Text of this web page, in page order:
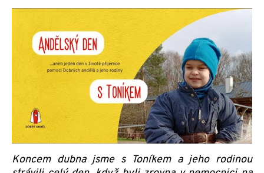
Koncem dubna jsme s Toníkem a jeho rodinou